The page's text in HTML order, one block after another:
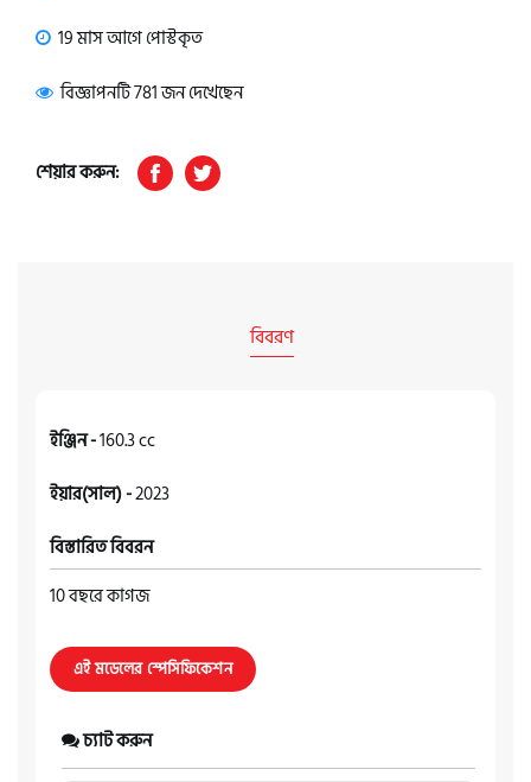
19 মাস আগে পোস্টকৃত
বিজ্ঞাপনটি 781 জন দেখেছেন
শেয়ার করুন:
বিবরণ
ইঞ্জিন -160.3 cc
ইয়ার(সাল) -2023
বিস্তারিত বিবরন
10 বছরে কাগজ
এই মডেলের স্পেসিফিকেশন
চ্যাট করুন